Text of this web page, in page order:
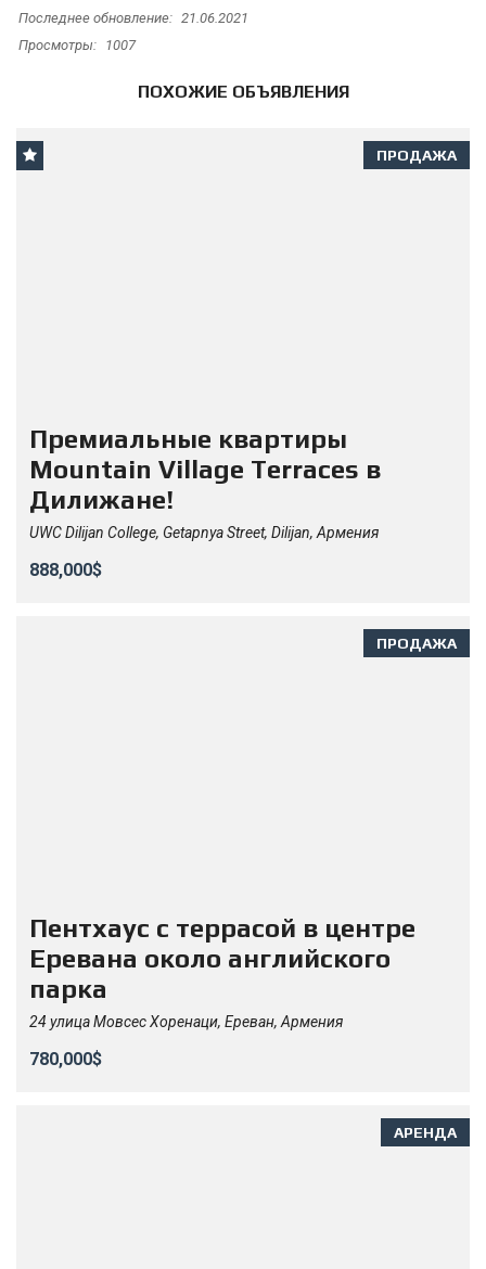
Последнее обновление: 21.06.2021
Просмотры: 1007
ПОХОЖИЕ ОБЪЯВЛЕНИЯ
ПРОДАЖА
Премиальные квартиры
Mountain Village Terraces в
Дилижане!
UWC Dilijan College, Getapnya Street, Dilijan, Армения
888,000$
ПРОДАЖА
Пентхаус с террасой в центре
Еревана около английского
парка
24 улица Мовсес Хоренаци, Ереван, Армения
780,000$
АРЕНДА